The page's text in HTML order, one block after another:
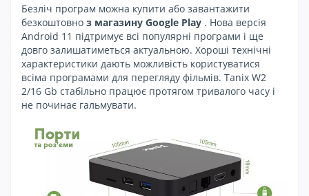
Безліч програм можна купити або завантажити
безкоштовно з магазину Google Play . Нова версія
Android 11 підтримує всі популярні програми і ще
довго залишатиметься актуальною. Хороші технічні
характеристики дають можливість користуватися
всіма програмами для перегляду фільмів. Tanix W2
2/16 Gb стабільно працює протягом тривалого часу і
не починає гальмувати.